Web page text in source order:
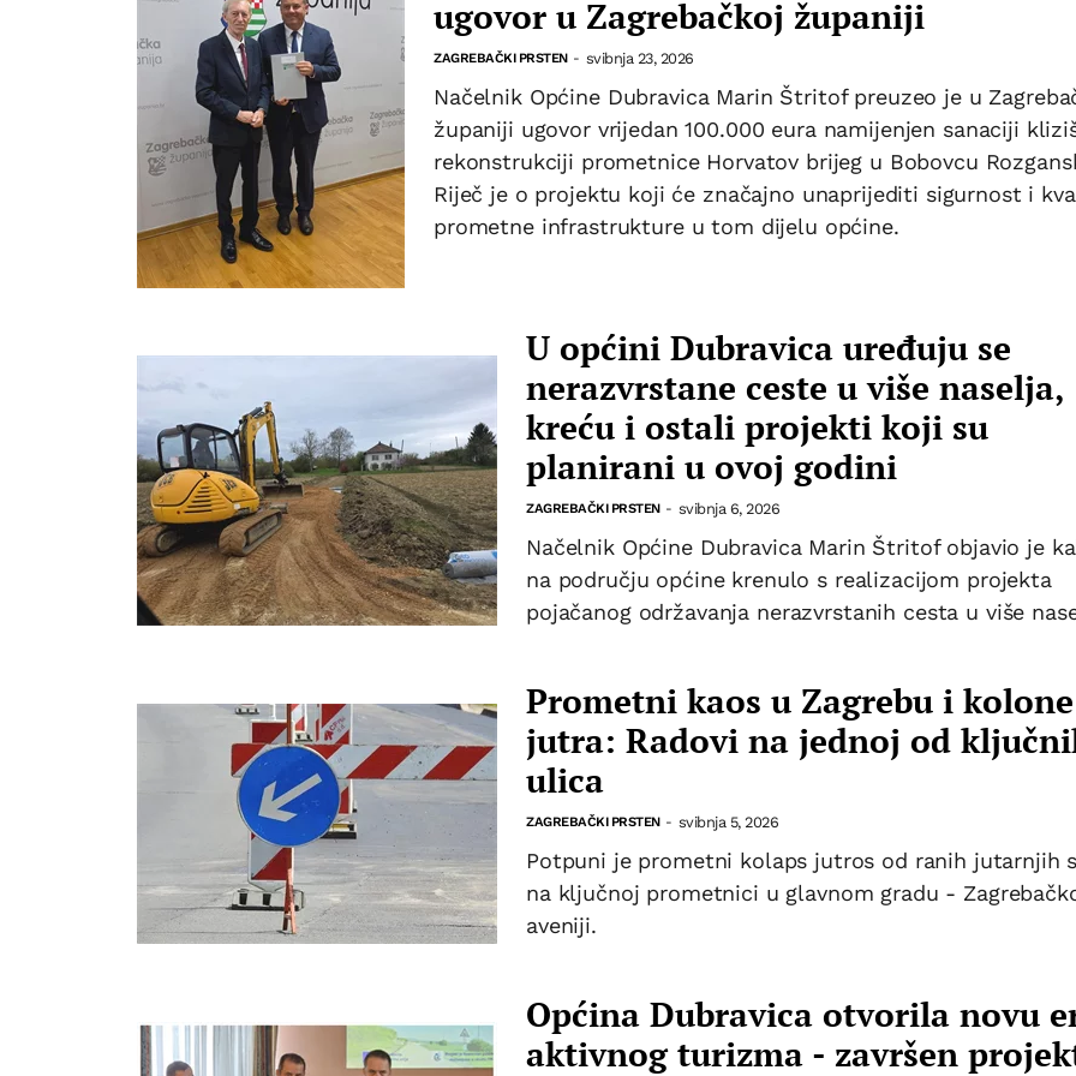
ugovor u Zagrebačkoj županiji
ZAGREBAČKI PRSTEN - svibnja 23, 2026
Načelnik Općine Dubravica Marin Štritof preuzeo je u
županiji ugovor vrijedan 100.000 eura namijenjen sanaciji
rekonstrukciji prometnice Horvatov brijeg u Bobovcu
Riječ je o projektu koji će značajno unaprijediti sigurnost i
prometne infrastrukture u tom dijelu općine.
U općini Dubravica uređuju se
nerazvrstane ceste u više naselja,
kreću i ostali projekti koji su
planirani u ovoj godini
ZAGREBAČKI PRSTEN - svibnja 6, 2026
Načelnik Općine Dubravica Marin Štritof objavio je
na području općine krenulo s realizacijom projekta
pojačanog održavanja nerazvrstanih cesta u više
Prometni kaos u Zagrebu i
jutra: Radovi na jednoj od
ulica
ZAGREBAČKI PRSTEN - svibnja 5, 2026
Potpuni je prometni kolaps jutros od ranih jutarnjih
na ključnoj prometnici u glavnom gradu -
aveniji.
Općina Dubravica otvorila novu
aktivnog turizma - završen